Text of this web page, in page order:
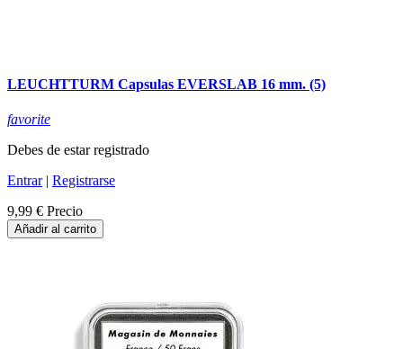
LEUCHTTURM Capsulas EVERSLAB 16 mm. (5)
favorite
Debes de estar registrado
Entrar| Registrarse
9,99 € Precio
Añadir al carrito